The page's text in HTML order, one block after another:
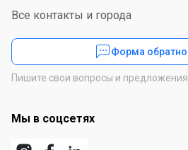
Все контакты и города
Форма
Пишите свои вопросы и предложения
Мы в соцсетях